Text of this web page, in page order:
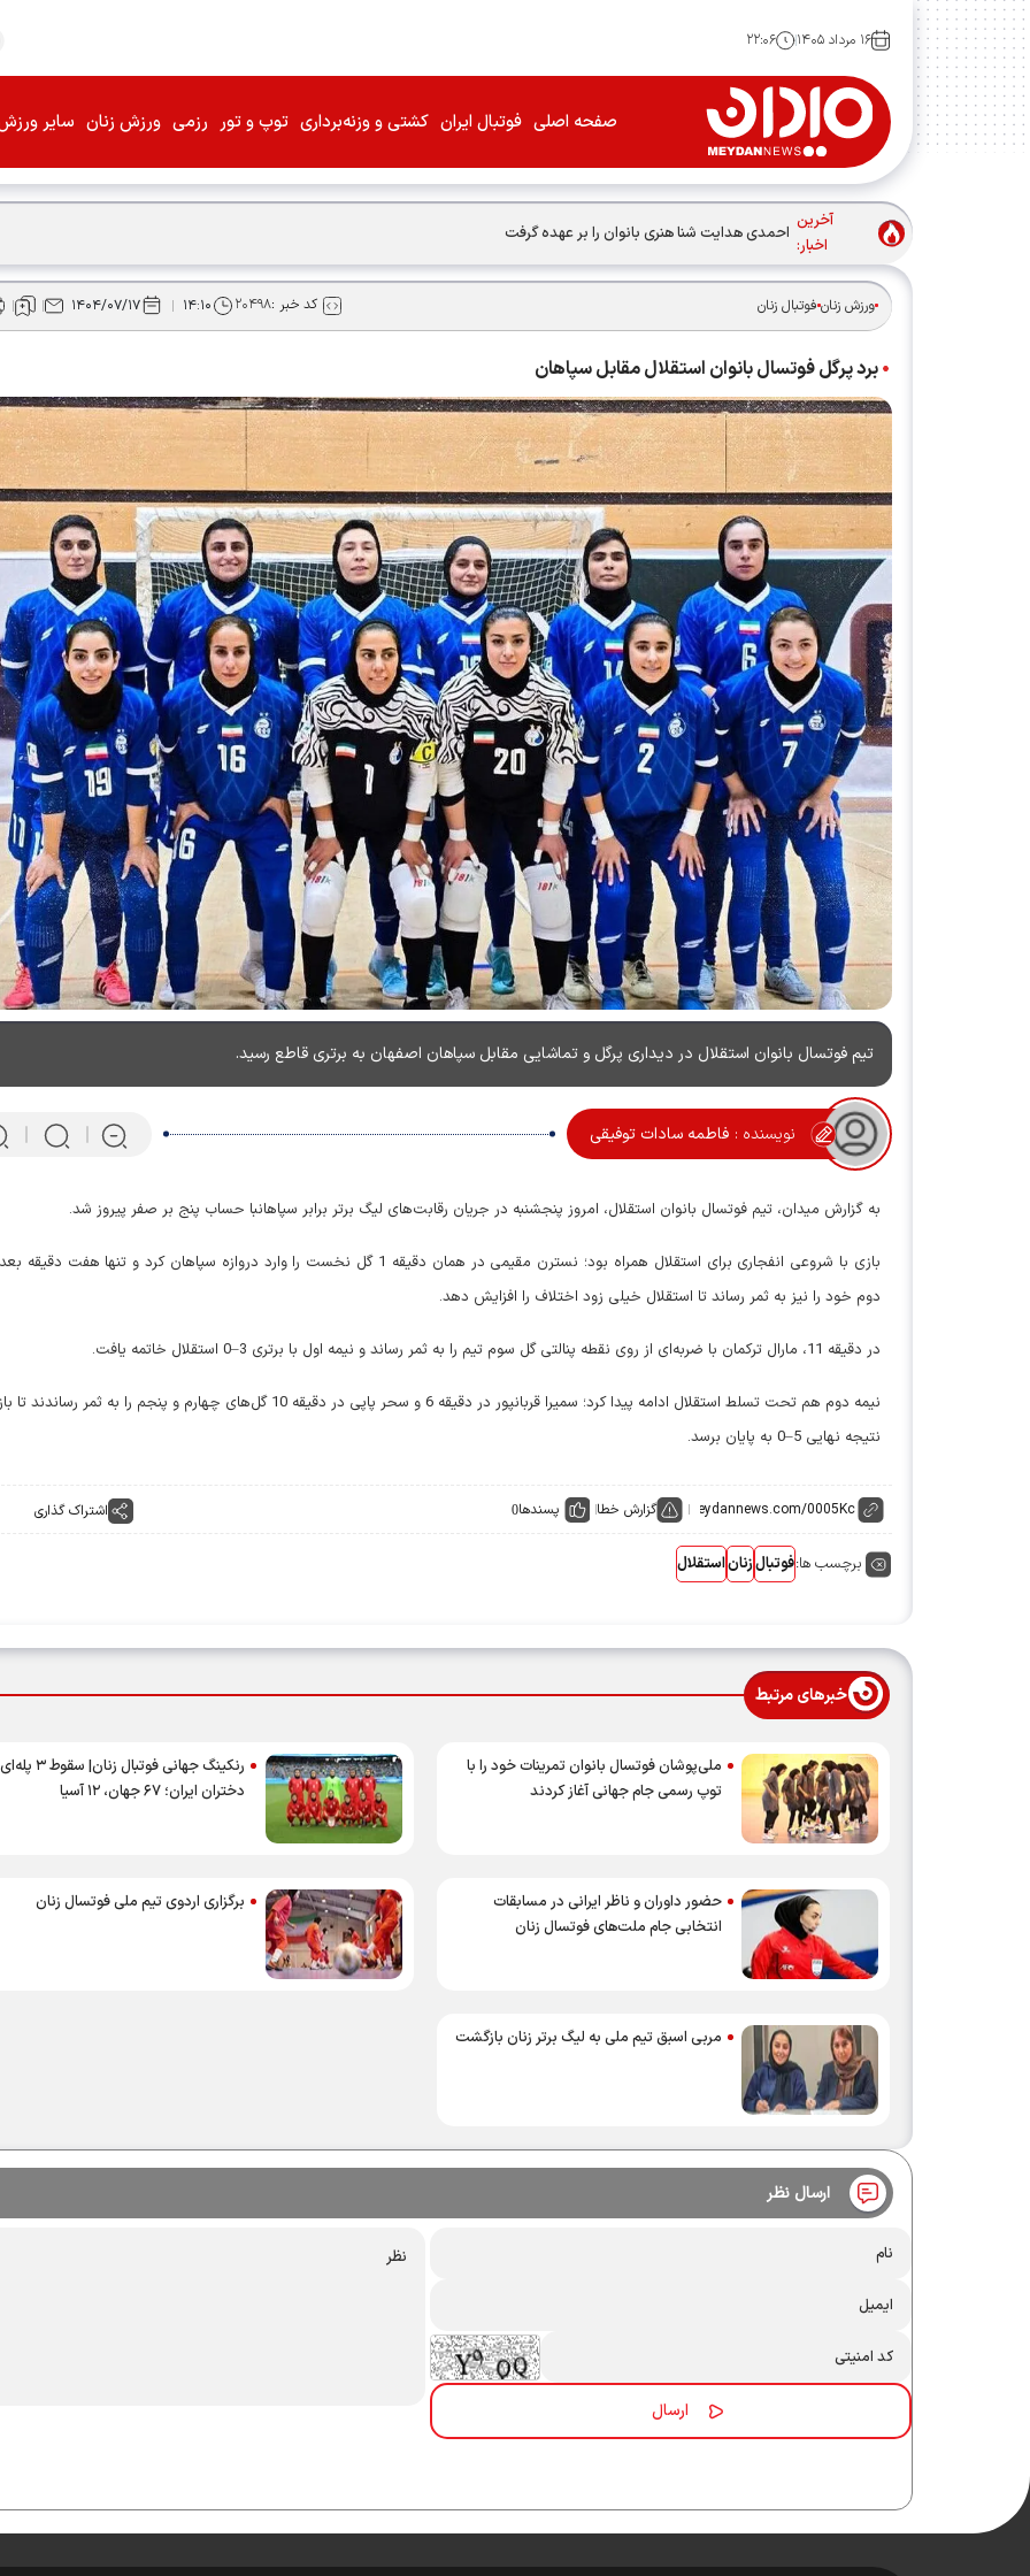
۱۶ مرداد ۱۴۰۵ ۲۲:۰۶
صفحه اصلی فوتبال ایران کشتی و وزنه‌برداری توپ و تور رزمی ورزش زنان سایر
آخرین
اخبار:
احمدی هدایت شنا هنری بانوان را بر عهده گرفت
ورزش زنان فوتبال زنان کد خبر :۲۰۴۹۸ ۱۴:۱۰ ۱۴۰۴/۰۷/۱۷
برد پرگل فوتسال بانوان استقلال مقابل سپاهان
تیم فوتسال بانوان استقلال در دیداری پرگل و تماشایی مقابل سپاهان اصفهان به برتری قاطع رسید.
نویسنده : فاطمه سادات توفیقی
به گزارش میدان، تیم فوتسال بانوان استقلال، امروز پنجشنبه در جریان رقابت‌های لیگ برتر برابر سپاهانبا حساب پنج بر صفر پیروز شد.
بازی با شروعی انفجاری برای استقلال همراه بود؛ نسترن مقیمی در همان دقیقه 1 گل نخست را وارد دروازه سپاهان کرد و تنها هفت
دوم خود را نیز به ثمر رساند تا استقلال خیلی زود اختلاف را افزایش دهد.
در دقیقه 11، مارال ترکمان با ضربه‌ای از روی نقطه پنالتی گل سوم تیم را به ثمر رساند و نیمه اول با برتری 3–0 استقلال خاتمه یافت.
نیمه دوم هم تحت تسلط استقلال ادامه پیدا کرد؛ سمیرا قربانپور در دقیقه 6 و سحر پاپی در دقیقه 10 گل‌های چهارم و پنجم را به ثمر
نتیجه نهایی 5–0 به پایان برسد.
گزارش خطا پسندها0 اشتراک گذاری
برچسب ها:فوتبالزناناستقلال
خبرهای مرتبط
ملی‌پوشان فوتسال بانوان تمرینات خود را با
توپ رسمی جام جهانی آغاز کردند
رنکینگ جهانی فوتبال زنان| سقوط ۳ پله‌ای
دختران ایران؛ ۶۷ جهان، ۱۲ آسیا
حضور داوران و ناظر ایرانی در مسابقات
انتخابی جام ملت‌های فوتسال زنان
برگزاری اردوی تیم ملی فوتسال زنان
مربی اسبق تیم ملی به لیگ برتر زنان بازگشت
ارسال نظر